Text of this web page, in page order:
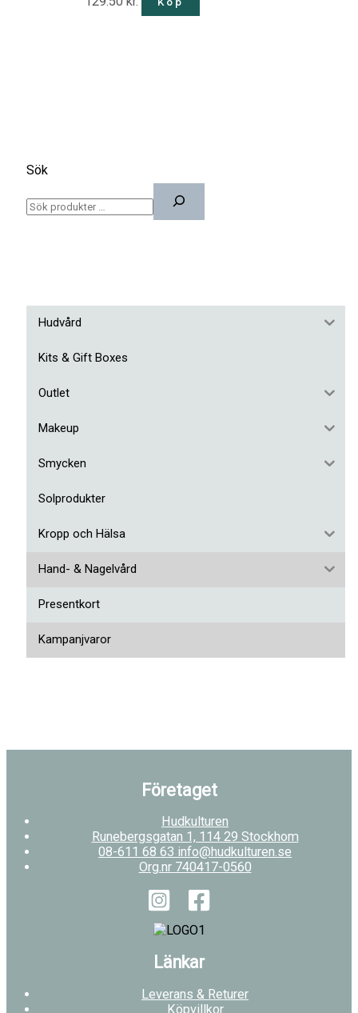
Sök
Hudvård
Kits & Gift Boxes
Outlet
Makeup
Smycken
Solprodukter
Kropp och Hälsa
Hand- & Nagelvård
Presentkort
Kampanjvaror
Köp
Företaget
Hudkulturen
Runebergsgatan 1, 114 29 Stockhom
08-611 68 63 info@hudkulturen.se
Org.nr 740417-0560
Länkar
Leverans & Returer
Köpvillkor